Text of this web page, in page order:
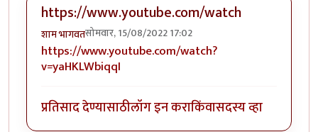
https://www.youtube.com/watch
शाम भागवतसोमवार, 15/08/2022 17:02
https://www.youtube.com/watch?
v=yaHKLWbiqqI
प्रतिसाद देण्यासाठीलॉग इन कराकिंवासदस्य व्हा